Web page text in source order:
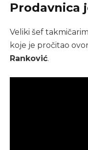
Prodavnica
Veliki šef
koje je pročitao
Ranković.